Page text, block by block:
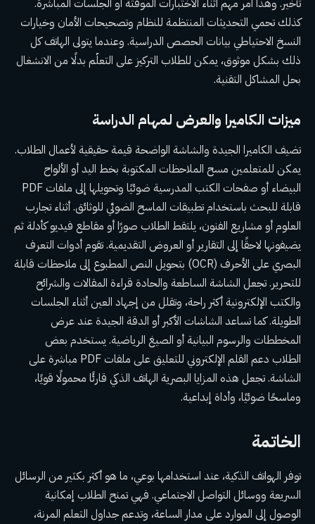
تأخير. وهذا أمر مهم أثناء الاختبارات الموقّتة أو الجلسات المباشرة.
كذلك تحمي التحديثات المنتظمة للنظام وتصحيحات الأمان وخيارات
النسخ الاحتياطي بيانات الحصص الدراسية. وعندما يتولى الهاتف كل
ذلك بشكل موثوق، يمكن للطلاب التركيز على التعلّم بدلًا من الانشغال
بحل المشاكل التقنية.
ميزات الكاميرا والعرض لمهام الدراسة
تضيف الكاميرا الجيدة والشاشة الواضحة قيمة حقيقية لأعمال الطلاب.
يمكن للمتعلمين مسح الملاحظات المكتوبة بخط اليد أو الألواح
البيضاء أو صفحات الكتب المدرسية ضوئيًا وتحويلها إلى ملفات PDF
قابلة للبحث باستخدام تطبيقات الماسح الضوئي للوثائق. أثناء تجارب
العلوم أو مشاريع الفنون، يلتقط الطلاب صورًا أو مقاطع فيديو كأدلة ثم
يضيفونها لاحقًا إلى التقارير أو العروض التقديمية. تقوم أدوات التعرف
البصري على الأحرف (OCR) بتحويل النص المطبوع إلى ملاحظات قابلة
للتحرير. تجعل الشاشة الساطعة والحادة قراءة المقالات والشرائح
والكتب الإلكترونية أكثر راحة، وتقلل من إجهاد العين أثناء الجلسات
الطويلة. كما تساعد الشاشات الأكبر أو الدقة الجيدة عند عرض
المخططات والرسوم البيانية أو الصيغ الرياضية. يستخدم بعض
الطلاب دعم القلم الإلكتروني للتعليق على ملفات PDF مباشرة على
الشاشة. تجعل هذه المزايا البصرية الهاتف الذكي قارئًا محمولًا قويًا،
وماسحًا ضوئيًا، وأداة إبداعية.
الخاتمة
توفر الهواتف الذكية، عند استخدامها بوعي، ما هو أكثر بكثير من الرسائل
السريعة ووسائل التواصل الاجتماعي. فهي تمنح الطلاب إمكانية
الوصول إلى الموارد على مدار الساعة، وتدعم جداول التعلم المرنة،